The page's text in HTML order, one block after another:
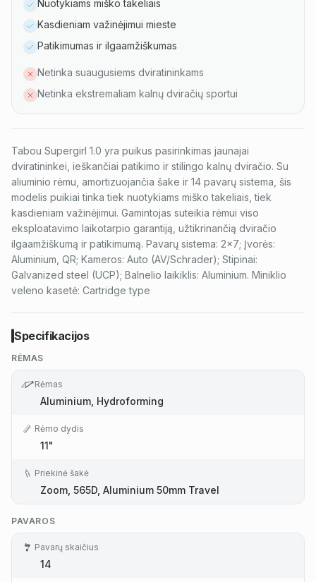
Nuotykiams miško takeliais
Kasdieniam važinėjimui mieste
Patikimumas ir ilgaamžiškumas
Netinka suaugusiems dviratininkams
Netinka ekstremaliam kalnų dviračių sportui
Tabou Supergirl 1.0 yra puikus pasirinkimas jaunajai
dviratininkei, ieškančiai patikimo ir stilingo kalnų dviračio. Su
aliuminio rėmu, amortizuojančia šake ir 14 pavarų sistema, šis
modelis puikiai tinka tiek nuotykiams miško takeliais, tiek
kasdieniam važinėjimui. Gamintojas suteikia rėmui viso
eksploatavimo laikotarpio garantiją, užtikrinančią dviračio
ilgaamžiškumą ir patikimumą. Pavarų sistema: 2x7; Įvorės:
Aluminium, QR; Kameros: Auto (AV/Schrader); Stipinai:
Galvanized steel (UCP); Balnelio laikiklis: Aluminium. Miniklio
veleno kasetė: Cartridge type
Specifikacijos
RĖMAS
Rėmas
Aluminium, Hydroforming
Rėmo dydis
11"
Priekinė šakė
Zoom, 565D, Aluminium 50mm Travel
PAVAROS
Pavarų skaičius
14